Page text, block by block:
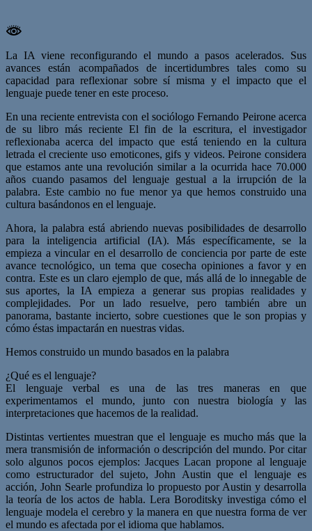
La IA viene reconfigurando el mundo a pasos acelerados. Sus
avances están acompañados de incertidumbres tales como su
capacidad para reflexionar sobre sí misma y el impacto que el
lenguaje puede tener en este proceso.
En una reciente entrevista con el sociólogo Fernando Peirone acerca
de su libro más reciente El fin de la escritura, el investigador
reflexionaba acerca del impacto que está teniendo en la cultura
letrada el creciente uso emoticones, gifs y videos. Peirone considera
que estamos ante una revolución similar a la ocurrida hace 70.000
años cuando pasamos del lenguaje gestual a la irrupción de la
palabra. Este cambio no fue menor ya que hemos construido una
cultura basándonos en el lenguaje.
Ahora, la palabra está abriendo nuevas posibilidades de desarrollo
para la inteligencia artificial (IA). Más específicamente, se la
empieza a vincular en el desarrollo de conciencia por parte de este
avance tecnológico, un tema que cosecha opiniones a favor y en
contra. Este es un claro ejemplo de que, más allá de lo innegable de
sus aportes, la IA empieza a generar sus propias realidades y
complejidades. Por un lado resuelve, pero también abre un
panorama, bastante incierto, sobre cuestiones que le son propias y
cómo éstas impactarán en nuestras vidas.
Hemos construido un mundo basados en la palabra
¿Qué es el lenguaje?
El lenguaje verbal es una de las tres maneras en que
experimentamos el mundo, junto con nuestra biología y las
interpretaciones que hacemos de la realidad.
Distintas vertientes muestran que el lenguaje es mucho más que la
mera transmisión de información o descripción del mundo. Por citar
solo algunos pocos ejemplos: Jacques Lacan propone al lenguaje
como estructurador del sujeto, John Austin que el lenguaje es
acción, John Searle profundiza lo propuesto por Austin y desarrolla
la teoría de los actos de habla. Lera Boroditsky investiga cómo el
lenguaje modela el cerebro y la manera en que nuestra forma de ver
el mundo es afectada por el idioma que hablamos.